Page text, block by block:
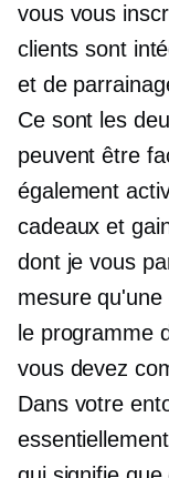
vous vous
clients sont
et de
Ce sont les
peuvent être
également
cadeaux et
dont je vous
mesure
le programme
vous devez
Dans votre